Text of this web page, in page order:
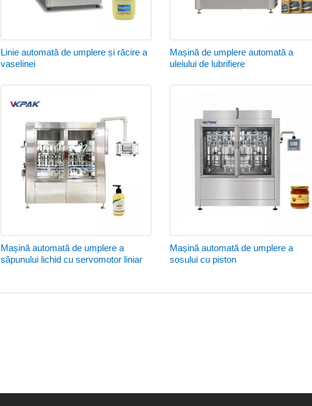
Linie automată de umplere și răcire a
vaselinei
Mașină de umplere automată a
uleiului de lubrifiere
Mașină automată de umplere a
săpunului lichid cu servomotor liniar
Mașină automată de umplere a
sosului cu piston